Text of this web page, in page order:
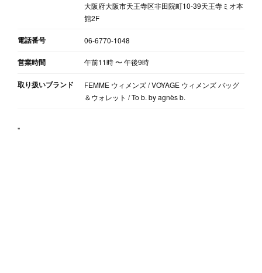
大阪府大阪市天王寺区非田院町10‐39天王寺ミオ本
館2F
電話番号 06-6770-1048
営業時間 午前11時〜午後9時
取り扱いブランド
FEMME ウィメンズ / VOYAGE ウィメンズ バッグ
＆ウォレット / To b. by agnès b.
"